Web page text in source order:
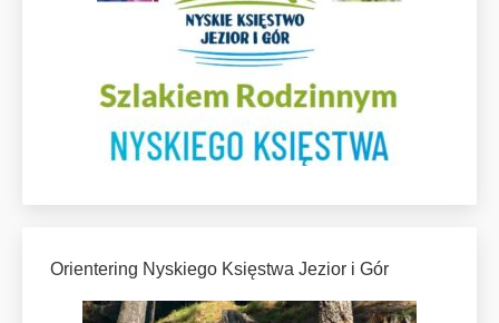
Orientering Nyskiego Księstwa Jezior i Gór